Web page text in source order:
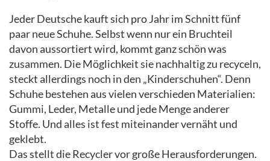
Jeder Deutsche kauft sich pro Jahr im Schnitt fünf
paar neue Schuhe. Selbst wenn nur ein Bruchteil
davon aussortiert wird, kommt ganz schön was
zusammen. Die Möglichkeit sie nachhaltig zu recyceln,
steckt allerdings noch in den „Kinderschuhen“. Denn
Schuhe bestehen aus vielen verschieden Materialien:
Gummi, Leder, Metalle und jede Menge anderer
Stoffe. Und alles ist fest miteinander vernäht und
geklebt.
Das stellt die Recycler vor große Herausforderungen.